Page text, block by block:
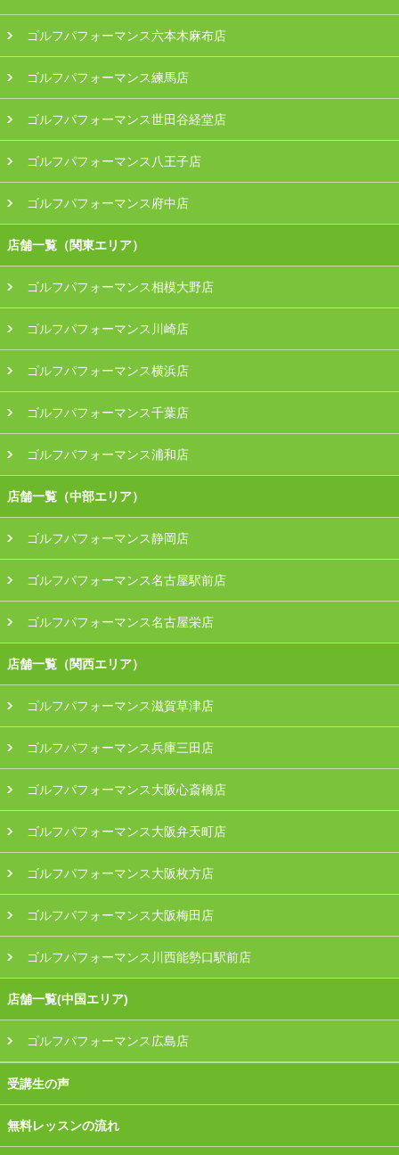
ゴルフパフォーマンス六本木麻布店
ゴルフパフォーマンス練馬店
ゴルフパフォーマンス世田谷経堂店
ゴルフパフォーマンス八王子店
ゴルフパフォーマンス府中店
店舗一覧（関東エリア）
ゴルフパフォーマンス相模大野店
ゴルフパフォーマンス川崎店
ゴルフパフォーマンス横浜店
ゴルフパフォーマンス千葉店
ゴルフパフォーマンス浦和店
店舗一覧（中部エリア）
ゴルフパフォーマンス静岡店
ゴルフパフォーマンス名古屋駅前店
ゴルフパフォーマンス名古屋栄店
店舗一覧（関西エリア）
ゴルフパフォーマンス滋賀草津店
ゴルフパフォーマンス兵庫三田店
ゴルフパフォーマンス大阪心斎橋店
ゴルフパフォーマンス大阪弁天町店
ゴルフパフォーマンス大阪枚方店
ゴルフパフォーマンス大阪梅田店
ゴルフパフォーマンス川西能勢口駅前店
店舗一覧(中国エリア)
ゴルフパフォーマンス広島店
受講生の声
無料レッスンの流れ